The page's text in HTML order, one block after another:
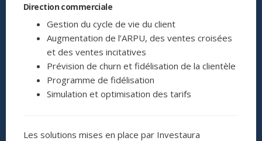
Direction commerciale
Gestion du cycle de vie du client
Augmentation de l’ARPU, des ventes croisées
et des ventes incitatives
Prévision de churn et fidélisation de la clientèle
Programme de fidélisation
Simulation et optimisation des tarifs
Les solutions mises en place par Investaura